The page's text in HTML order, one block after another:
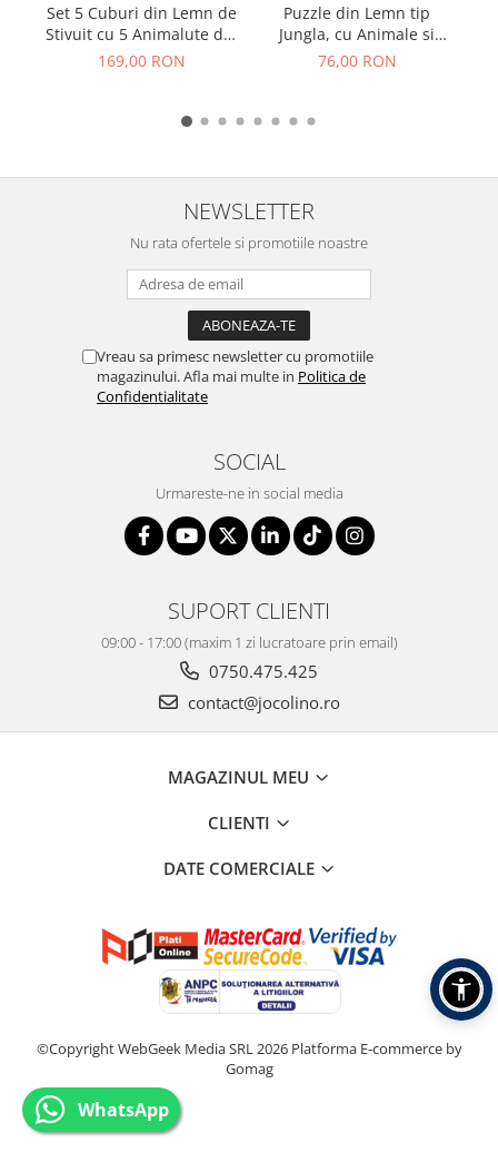
Set 5 Cuburi din Lemn de
Stivuit cu 5 Animalute din
Padure
169,00 RON
Puzzle din Lemn tip
Jungla, cu Animale si
Pasari, 15 Piese
76,00 RON
NEWSLETTER
Nu rata ofertele si promotiile noastre
Vreau sa primesc newsletter cu promotiile
magazinului. Afla mai multe in Politica de
Confidentialitate
SOCIAL
Urmareste-ne in social media
SUPORT CLIENTI
09:00 - 17:00 (maxim 1 zi lucratoare prin email)
0750.475.425
contact@jocolino.ro
MAGAZINUL MEU
CLIENTI
DATE COMERCIALE
©Copyright WebGeek Media SRL 2026 Platforma E-commerce by
Gomag
WhatsApp